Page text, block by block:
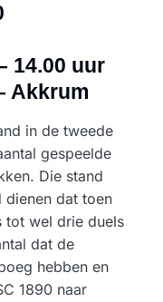
14.00 uur
Akkrum
in de tweede
gespeelde
Die stand
dienen dat toen
tot wel drie duels
dat de
hebben en
1890 naar